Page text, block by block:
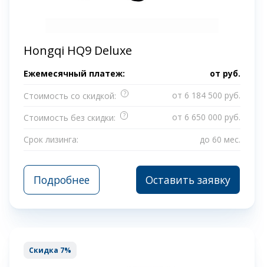
Hongqi HQ9 Deluxe
Ежемесячный платеж: от руб.
Стоимость со скидкой:
? от 6 184 500 руб.
Стоимость без скидки: ?
от 6 650 000 руб.
Срок лизинга:
до 60 мес.
Подробнее Оставить заявку
Скидка 7%